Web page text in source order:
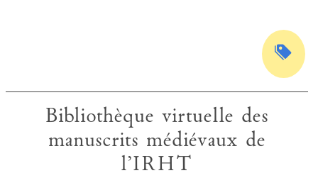
Bibliothèque virtuelle des
manuscrits médiévaux de
l’IRHT